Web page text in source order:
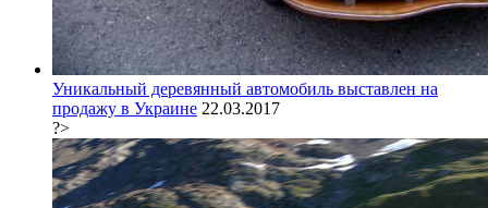
Уникальный деревянный автомобиль выставлен на
продажу в Украине 22.03.2017
?>